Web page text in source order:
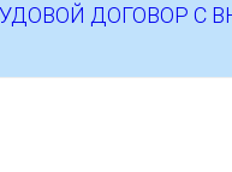
ДОГОВОР С